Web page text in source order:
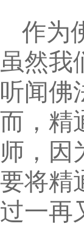
作为
虽然我
听闻佛
而，精
师，
要将精
过一再